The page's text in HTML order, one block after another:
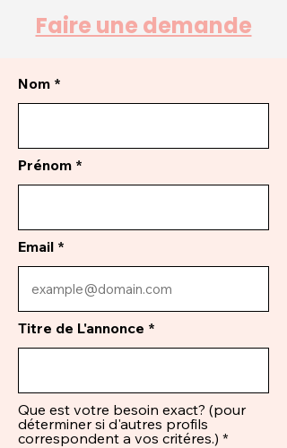
Faire une demande
Nom
Prénom
Email
Titre de L'annonce
Que est votre besoin exact? (pour
déterminer si d'autres profils
correspondent a vos critéres.)